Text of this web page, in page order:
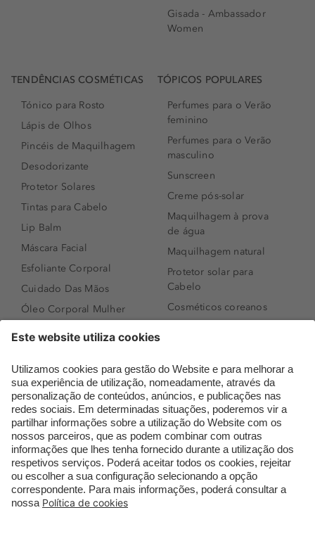
Gisada - Ambassador
Women
TENDÊNCIAS COSMÉTICAS
Tónico para Rosto
Lápis de Olhos
Pincéis de Maquilhagem
Desodorizante
Protetor Solares
Tintas para Cabelo
Lip Balm
Máscara Facial
Esfoliante Corporal
Cuidado Das Mãos
Óleo Corporal Mulher
Sérum de Rosto
Body mist & Spray
corporal
Produtos para Cabelo
Homem
Espuma de Limpeza
Facial
Dermocosmética
TÓPICOS POPULARES
Perfumes para o Verão
feminino
Perfumes para o Verão
masculino
Sunscreen
Creme pós-solar
Maquilhagem à prova
de água
Maquilhagem natural
Protetor solar para
Cabelo
Cosméticos coreanos
Perfumes árabes
Novidades
Melhores Perfumes
Femininos
TOP 10: Perfumes
Masculinos
Pestanas Postiças
Creme Rosto Homem